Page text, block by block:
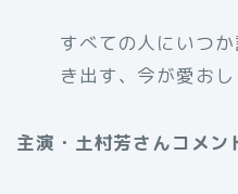
すべての人にいつ
き出す、今が愛おし
主演・土村芳さんコメン